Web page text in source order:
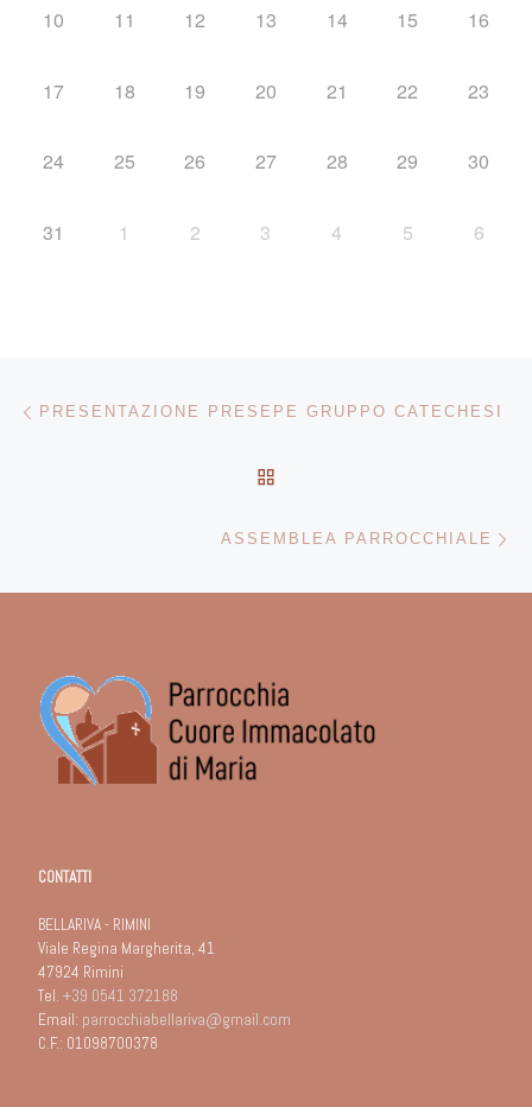
10 11 12 13 14 15 16
17 18 19 20 21 22 23
24 25 26 27 28 29 30
31 1 2 3 4 5 6
Navigazione articoli
PRESENTAZIONE PRESEPE GRUPPO CATECHESI
ASSEMBLEA PARROCCHIALE
CONTATTI
BELLARIVA - RIMINI
Viale Regina Margherita, 41
47924 Rimini
Tel. +39 0541 372188
Email: parrocchiabellariva@gmail.com
C.F.: 01098700378